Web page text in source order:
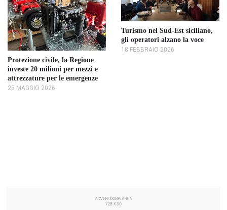
Protezione civile, la Regione
investe 20 milioni per mezzi e
attrezzature per le emergenze
25 MAGGIO 2026
Turismo nel Sud-Est siciliano,
gli operatori alzano la voce
18 FEBBRAIO 2026